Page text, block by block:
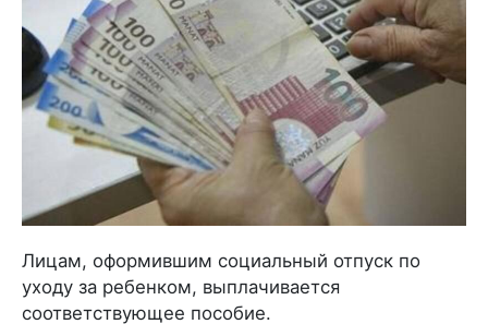
Лицам, оформившим социальный отпуск по
уходу за ребенком, выплачивается
соответствующее пособие.